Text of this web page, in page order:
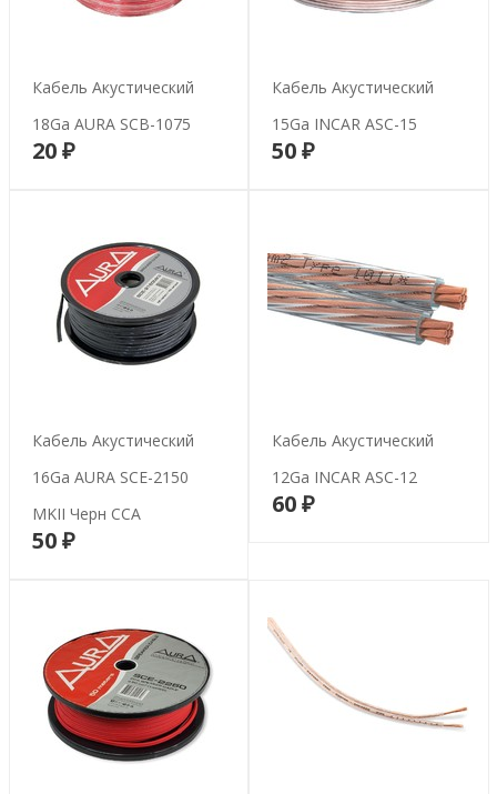
Кабель Акустический
18Ga AURA SCB-1075
20 ₽
Кабель Акустический
15Ga INCAR ASC-15
50 ₽
Кабель Акустический
16Ga AURA SCE-2150
MKII Черн CCA
50 ₽
Кабель Акустический
12Ga INCAR ASC-12
60 ₽